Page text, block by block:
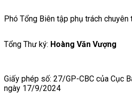
Phó Tổng Biên tập phụ trách chuyên
Tổng Thư ký: Hoàng Văn Vượng
Giấy phép số: 27/GP-CBC của Cục
ngày 17/9/2024